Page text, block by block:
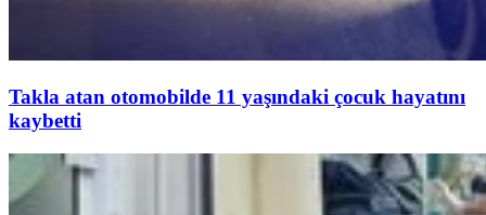
Takla atan otomobilde 11 yaşındaki çocuk hayatını
kaybetti